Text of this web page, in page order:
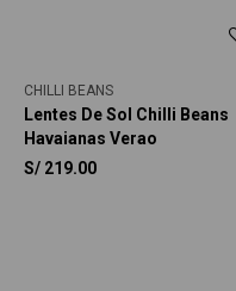
CHILLI BEANS
Lentes De Sol Chilli Beans
Havaianas Verao
S/ 219.00